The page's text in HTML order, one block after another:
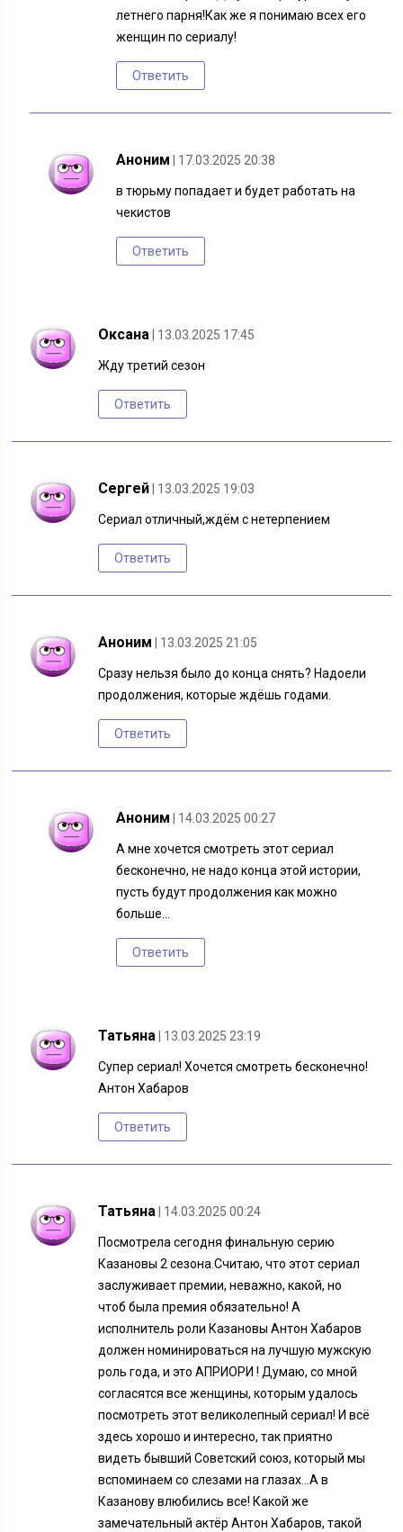
летнего парня!Как же я понимаю всех его
женщин по сериалу!
Ответить
Аноним | 17.03.2025 20:38
в тюрьму попадает и будет работать на
чекистов
Ответить
Оксана | 13.03.2025 17:45
Жду третий сезон
Ответить
Сергей | 13.03.2025 19:03
Сериал отличный,ждём с нетерпением
Ответить
Аноним | 13.03.2025 21:05
Сразу нельзя было до конца снять? Надоели
продолжения, которые ждёшь годами.
Ответить
Аноним | 14.03.2025 00:27
А мне хочется смотреть этот сериал
бесконечно, не надо конца этой истории,
пусть будут продолжения как можно
больше…
Ответить
Татьяна | 13.03.2025 23:19
Супер сериал! Хочется смотреть бесконечно!
Антон Хабаров
Ответить
Татьяна | 14.03.2025 00:24
Посмотрела сегодня финальную серию
Казановы 2 сезона.Считаю, что этот сериал
заслуживает премии, неважно, какой, но
чтоб была премия обязательно! А
исполнитель роли Казановы Антон Хабаров
должен номинироваться на лучшую мужскую
роль года, и это АПРИОРИ ! Думаю, со мной
согласятся все женщины, которым удалось
посмотреть этот великолепный сериал! И всё
здесь хорошо и интересно, так приятно
видеть бывший Советский союз, который мы
вспоминаем со слезами на глазах…А в
Казанову влюбились все! Какой же
замечательный актёр Антон Хабаров, такой